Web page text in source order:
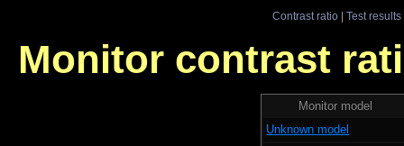
Contrast ratio| Test results
Monitor contrast
Monitor model
Unknown model